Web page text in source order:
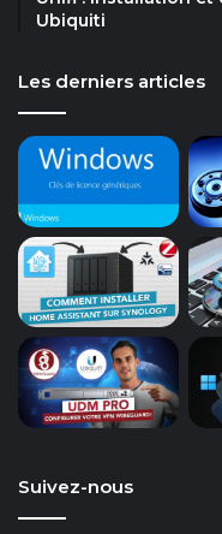
Ubiquiti
Les derniers articles
Suivez-nous